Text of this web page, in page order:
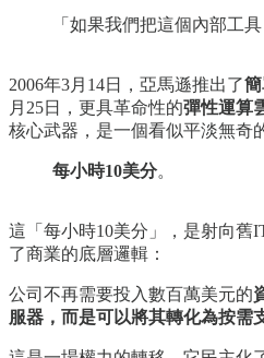
「如果我們把這個內部工
2006年3月14日，亞馬遜推出了簡
月25日，更具革命性的彈性運算
核心武器，是一個看似平淡無奇
每小時10美分。
這「每小時10美分」，是射向舊
了商業的底層邏輯：
公司不再需要投入數百萬美元的
服器，而是可以將其轉化為按需